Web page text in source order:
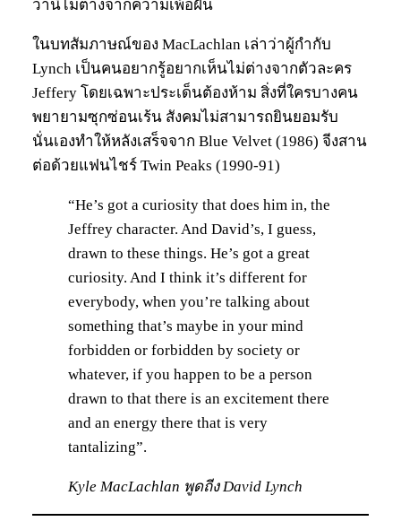
ว่านี่ไม่ต่างจากความเพ้อฝัน
ในบทสัมภาษณ์ของ MacLachlan เล่าว่าผู้กำกับ
Lynch เป็นคนอยากรู้อยากเห็นไม่ต่างจากตัวละคร
Jeffery โดยเฉพาะประเด็นต้องห้าม สิ่งที่ใครบางคน
พยายามซุกซ่อนเร้น สังคมไม่สามารถยินยอมรับ
นั่นเองทำให้หลังเสร็จจาก Blue Velvet (1986) จีงสาน
ต่อด้วยแฟนไชร์ Twin Peaks (1990-91)
“He’s got a curiosity that does him in, the
Jeffrey character. And David’s, I guess,
drawn to these things. He’s got a great
curiosity. And I think it’s different for
everybody, when you’re talking about
something that’s maybe in your mind
forbidden or forbidden by society or
whatever, if you happen to be a person
drawn to that there is an excitement there
and an energy there that is very
tantalizing”.
Kyle MacLachlan พูดถีง David Lynch